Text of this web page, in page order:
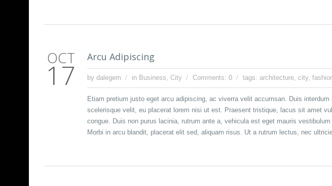
OCT
17
Arcu Adipiscing
by dalegem in Business, City Comments: 0 tags: architecture, city,
Etiam pretium justo eget arcu adipiscing, ac viverra velit accumsan. Duis
scelerisque velit, eu placerat lorem nisi ut est. Praesent tristique, lacus sit amet
congue. Duis non purus lacinia, rutrum ante a, vehicula est eget mauris
Morbi in arcu blandit, placerat elit sed, aliquam risus. Ut a rutrum lectus, nec